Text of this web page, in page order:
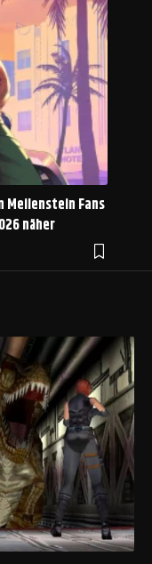
Meilenstein Fans
näher